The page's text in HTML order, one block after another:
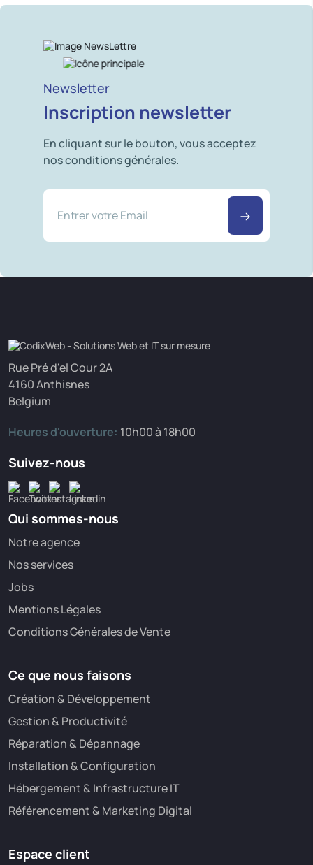
Newsletter
Inscription newsletter
En cliquant sur le bouton, vous acceptez
nos conditions générales.
Rue Pré d'el Cour 2A
4160 Anthisnes
Belgium
Heures d'ouverture: 10h00 à 18h00
Suivez-nous
Qui sommes-nous
Notre agence
Nos services
Jobs
Mentions Légales
Conditions Générales de Vente
Ce que nous faisons
Création & Développement
Gestion & Productivité
Réparation & Dépannage
Installation & Configuration
Hébergement & Infrastructure IT
Référencement & Marketing Digital
Espace client